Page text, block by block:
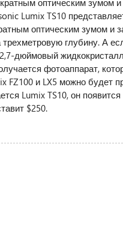
оптическим
Lumix TS10
оптическим зумом и
трехметровую глубину. А
дюймовый
фотоаппарат,
FZ100 и LX5 можно будет
Lumix TS10, он
$250.